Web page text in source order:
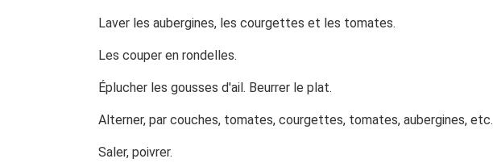
Laver les aubergines, les courgettes et les tomates.
Les couper en rondelles.
Éplucher les gousses d'ail. Beurrer le plat.
Alterner, par couches, tomates, courgettes, tomates, aubergines, etc.
Saler, poivrer.